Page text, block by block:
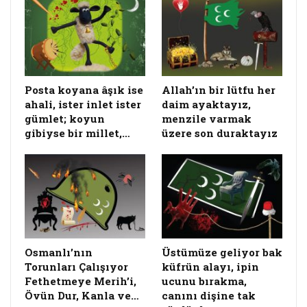
salâvat getiren Uzun Sultan hazretlerinin
defterini dürmeyi kendilerine vazife bilen şerli
ferli kimseler; yeniden idareyi ele geçirmek içün
coşturup durmaktalar.
İşbu densizler, onca nimetlerin nasıl ve nerede
kullanıldığının hesabını sormaya, hangi
yollardan elde edildiği malûm bunca
yeminliler. Vaktaki,
eskisi gibi kâfi miktarda
cumhurun gönlünde yer edinemeyerek,homur
homur homurdayıp, domur domur terleyiveren
Reis-i Cumhur hazretleri; gitgide ahalinin
hürmetini kazanan hilâfet ve saltanat aleyhtarı,
dinsiz imansız kâfirlerle nasıl başa çıkılacağının
bir yolunu bulmak ve dahi alttan alta kaynayıp
üste doğru fışkırmak üzere olan suları tersine
Posta koyana âşık ise
ahali, ister inlet ister
gümlet; koyun
gibiyse bir millet,…
Allah’ın bir lütfu her
daim ayaktayız,
menzile varmak
üzere son duraktayız
Osmanlı’nın
Torunları Çalışıyor
Fethetmeye Merih’i,
Övün Dur, Kanla ve…
Üstümüze geliyor bak
küfrün alayı, ipin
ucunu bırakma,
canını dişine tak